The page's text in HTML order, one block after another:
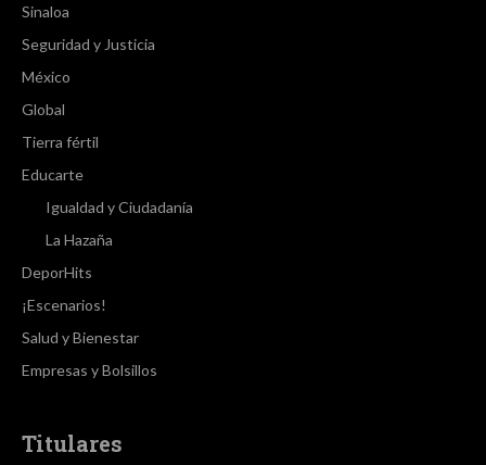
Sinaloa
Seguridad y Justicia
México
Global
Tierra fértil
Educarte
Igualdad y Ciudadanía
La Hazaña
DeporHits
¡Escenarios!
Salud y Bienestar
Empresas y Bolsillos
Titulares